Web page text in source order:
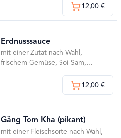
12,00 €
Erdnusssauce
mit einer Zutat nach Wahl,
frischem Gemüse, Soi-Sam,
12,00 €
Gäng Tom Kha (pikant)
mit einer Fleischsorte nach Wahl,